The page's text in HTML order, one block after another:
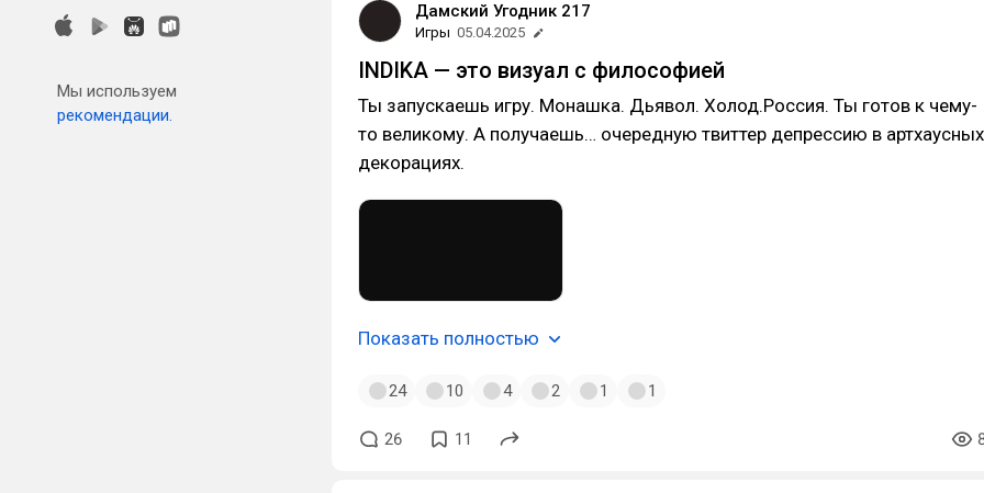
Мы используем
рекомендации.
сделали мультяшный высер. Есть мнение, что они просто поняли, что
перенеси они СА на движок 5-ки, то на этом фоне 5-ка стала бы казаться
Дамский Угодник 217
Игры 05.04.2025
INDIKA — это визуал с философией
Ты запускаешь игру. Монашка. Дьявол. Холод.Россия. Ты готов к чему-
то великому. А получаешь… очередную твиттер депрессию в артхаусных
декорациях.
Показать полностью
24 10 4 2 1 1
26 11